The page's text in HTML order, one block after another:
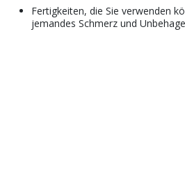
Fertigkeiten, die Sie verwenden
jemandes Schmerz und